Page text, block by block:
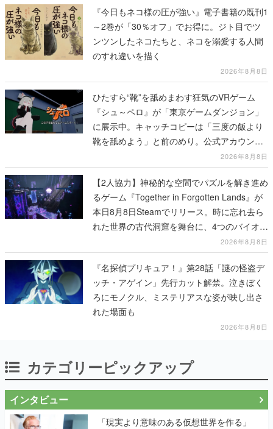
『今日もネコ様の圧が強い』電子書籍の既刊1
～2巻が「30％オフ」でお得に。ジト目でツ
ンツンしたネコたちと、ネコを溺愛する人間
のすれ違いを描く
2026年8月8日
ひたすら“靴”を舐めまわす狂気のVRゲーム
『シュ～ペロ』が「東京ゲームダンジョン」
に展示中。キャッチコピーは「三度の飯より
靴を舐めよう」と前のめり。公式アカウント
も開設され、2026年リリースに向けて開発中
2026年8月8日
【2人協力】神秘的な空間でパズルを解き進め
るゲーム『Together in Forgotten Lands』が
本日8月8日Steamでリリース。時に忘れ去ら
れた世界の古代洞窟を舞台に、4つのバイオー
2026年8月8日
『名探偵プリキュア！』第28話「謎の怪盗デ
ッチ・アゲイン」先行カット解禁。泣きぼく
ろにモノクル、ミステリアスな姿が映し出さ
れた場面も
2026年8月8日
カテゴリーピックアップ
インタビュー
「現実より意味のある仮想世界を作る」